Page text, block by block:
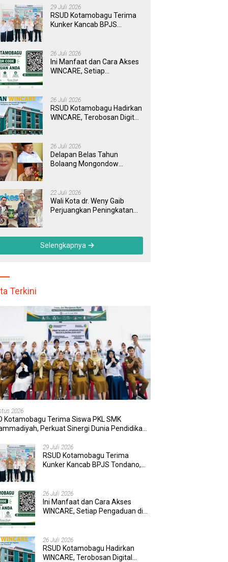
29 Juli 2026
RSUD Kotamobagu Terima
Kunker Kancab BPJS
Wujudkan UHC
26 Juli 2026
Ini Manfaat dan Cara Akses
WINCARE, Setiap
Dipantau Dan Ditangani
dengan Tuntas
26 Juli 2026
RSUD Kotamobagu Hadirkan
WINCARE, Terobosan Digital
yang Cepat, Transparan, dan
Responsif
26 Juli 2026
Delapan Belas Tahun
Bolaang Mongondow
Sebuah Daerah yang
Menolak Tertinggal
22 Juli 2026
Wali Kota dr. Weny Gaib
Perjuangkan Peningkatan
Pelayanan Kesehatan yang
Lebih Modern
Selengkapnya
Terkini
2026
Kotamobagu Terima Siswa PKL SMK
Perkuat Sinergi Dunia Pendidikan
29 Juli 2026
RSUD Kotamobagu Terima
Kunker Kancab BPJS Tondano,
26 Juli 2026
Ini Manfaat dan Cara Akses
WINCARE, Setiap Pengaduan di
Tuntas
26 Juli 2026
RSUD Kotamobagu Hadirkan
WINCARE, Terobosan Digital